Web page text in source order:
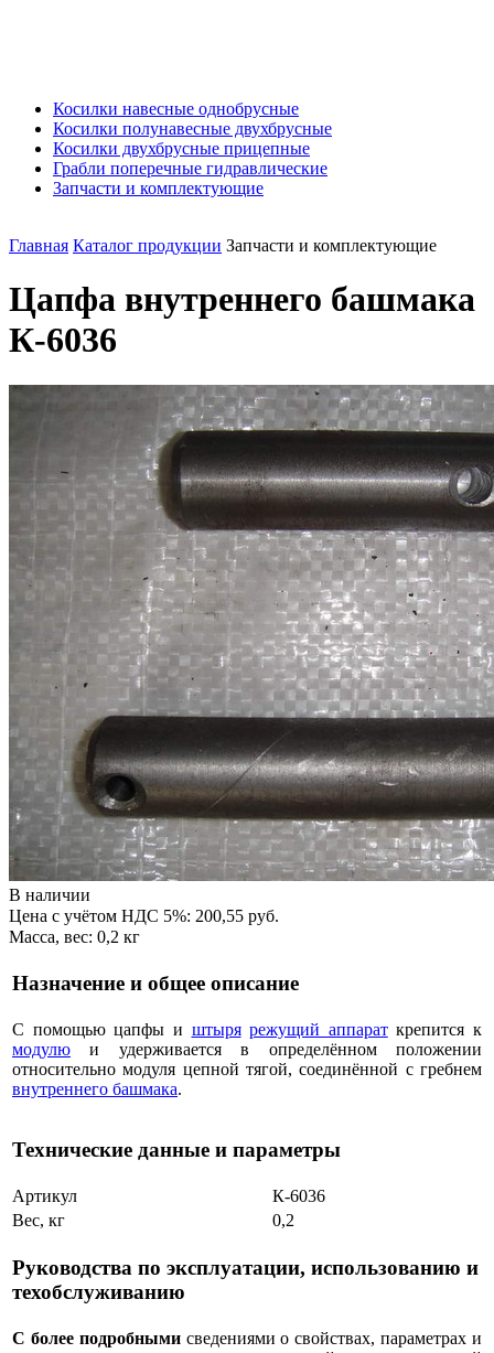
Косилки навесные однобрусные
Косилки полунавесные двухбрусные
Косилки двухбрусные прицепные
Грабли поперечные гидравлические
Запчасти и комплектующие
Главная Каталог продукции Запчасти и комплектующие
Цапфа внутреннего башмака
К-6036
В наличии
Цена с учётом НДС 5%: 200,55 руб.
Масса, вес: 0,2 кг
Назначение и общее описание
С помощью цапфы и штыря режущий аппараткрепится к
модулю и удерживается в определённом положении
относительно модуля цепной тягой, соединённой с гребнем
внутреннего башмака.
Технические данные и параметры
Артикул
К-6036
Вес, кг
0,2
Руководства по эксплуатации, использованию и
техобслуживанию
С более подробнымисведениями о свойствах, параметрах и